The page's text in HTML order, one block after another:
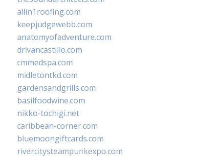
allin1roofing.com
keepjudgewebb.com
anatomyofadventure.com
drivancastillo.com
cmmedspa.com
midletontkd.com
gardensandgrills.com
basilfoodwine.com
nikko-tochigi.net
caribbean-corner.com
bluemoongiftcards.com
rivercitysteampunkexpo.com